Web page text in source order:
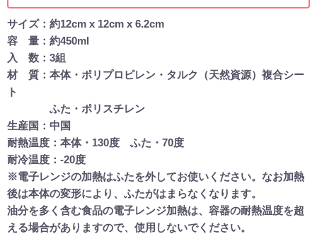
サイズ：約12cm x 12cm x 6.2cm
容 量：約450ml
入 数：3組
材 質：本体・ポリプロピレン・タルク（天然資源）複合シー
ト
ふた・ポリスチレン
生産国：中国
耐熱温度：本体・130度 ふた・70度
耐冷温度：-20度
※電子レンジの加熱はふたを外してお使いください。なお加熱
後は本体の変形により、ふたがはまらなくなります。
油分を多く含む食品の電子レンジ加熱は、容器の耐熱温度を超
える場合がありますので、使用しないでください。